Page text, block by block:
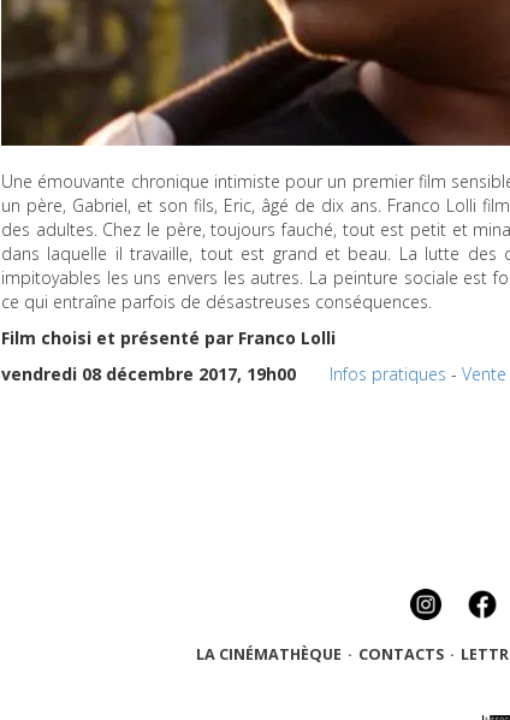
Une émouvante chronique intimiste pour un premier film
un père, Gabriel, et son fils, Eric, âgé de dix ans. Franco Lolli
des adultes. Chez le père, toujours fauché, tout est petit et
dans laquelle il travaille, tout est grand et beau. La lutte des
impitoyables les uns envers les autres. La peinture sociale est
ce qui entraîne parfois de désastreuses conséquences.
Film choisi et présenté par Franco Lolli
vendredi 08 décembre 2017, 19h00
Infos pratiques -
LA CINÉMATHÈQUE · CONTACTS ·